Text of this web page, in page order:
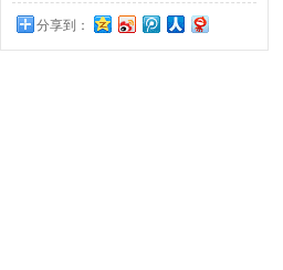
分享到：